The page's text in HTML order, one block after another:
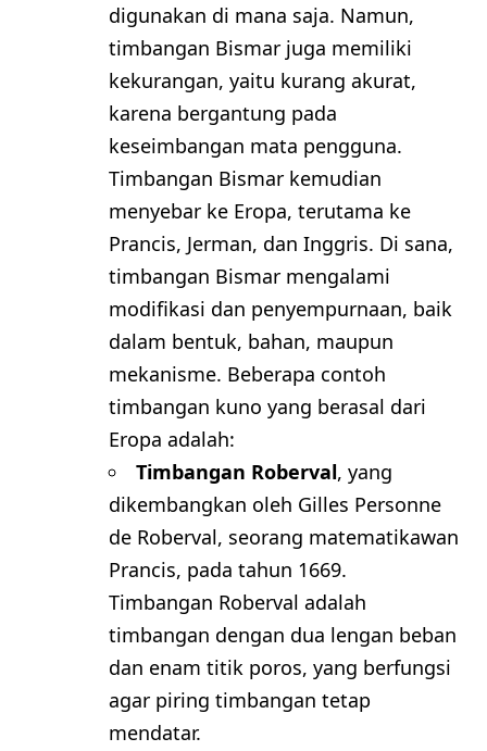
digunakan di mana saja. Namun,
timbangan Bismar juga memiliki
kekurangan, yaitu kurang akurat,
karena bergantung pada
keseimbangan mata pengguna.
Timbangan Bismar kemudian
menyebar ke Eropa, terutama ke
Prancis, Jerman, dan Inggris. Di sana,
timbangan Bismar mengalami
modifikasi dan penyempurnaan, baik
dalam bentuk, bahan, maupun
mekanisme. Beberapa contoh
timbangan kuno yang berasal dari
Eropa adalah:
Timbangan Roberval, yang
dikembangkan oleh Gilles Personne
de Roberval, seorang matematikawan
Prancis, pada tahun 1669.
Timbangan Roberval adalah
timbangan dengan dua lengan beban
dan enam titik poros, yang berfungsi
agar piring timbangan tetap
mendatar.